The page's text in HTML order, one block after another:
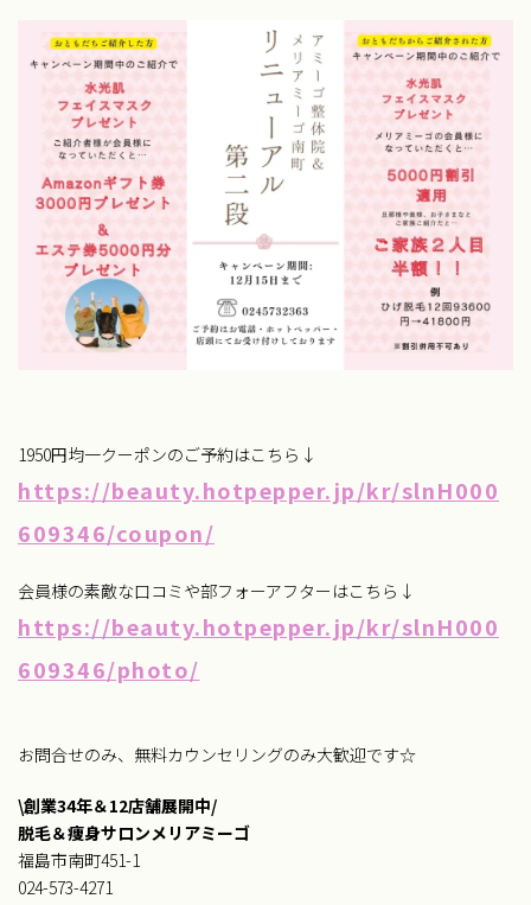
1950円均一クーポンのご予約はこちら↓
https://beauty.hotpepper.jp/kr/slnH000
609346/coupon/
会員様の素敵な口コミや部フォーアフターはこちら↓
https://beauty.hotpepper.jp/kr/slnH000
609346/photo/
お問合せのみ、無料カウンセリングのみ大歓迎です☆
\創業34年＆12店舗展開中/
脱毛＆痩身サロンメリアミーゴ
福島市南町451-1
024-573-4271